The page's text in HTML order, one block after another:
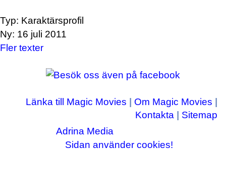
Typ: Karaktärsprofil
Ny: 16 juli 2011
Fler texter
Länka till Magic Movies Om Magic Movies
Kontakta
Sitemap
Copyright © 2003-2026Adrina Media
Sidan använder cookies!